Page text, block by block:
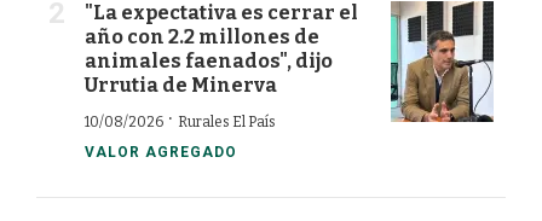
"La expectativa es cerrar el
año con 2.2 millones de
animales faenados", dijo
Urrutia de Minerva
10/08/2026 · Rurales El País
VALOR AGREGADO